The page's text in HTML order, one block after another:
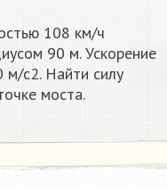
108 км/ч
90 м. Ускорение
м/с2. Найти силу
моста.